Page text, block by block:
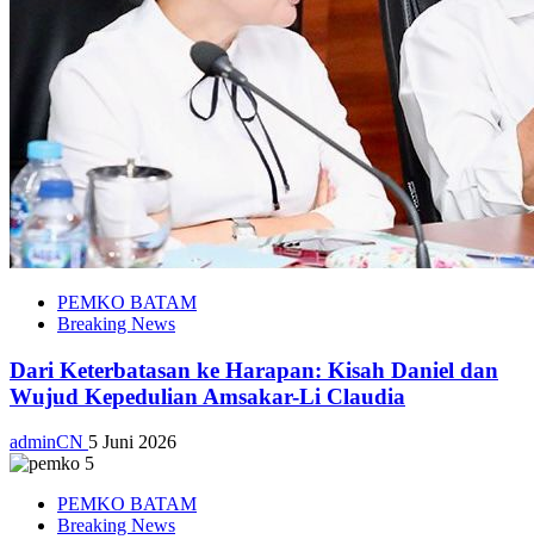
PEMKO BATAM
Breaking News
Dari Keterbatasan ke Harapan: Kisah Daniel dan
Wujud Kepedulian Amsakar-Li Claudia
adminCN 5 Juni 2026
PEMKO BATAM
Breaking News